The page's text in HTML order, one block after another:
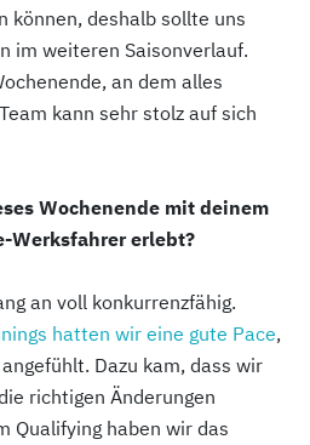
können, deshalb sollte uns
im weiteren Saisonverlauf.
an dem alles
kann sehr stolz auf sich
Wochenende mit deinem
Werksfahrer erlebt?
an voll konkurrenzfähig.
hatten wir eine gute Pace,
Dazu kam, dass wir
richtigen Änderungen
Qualifying haben wir das